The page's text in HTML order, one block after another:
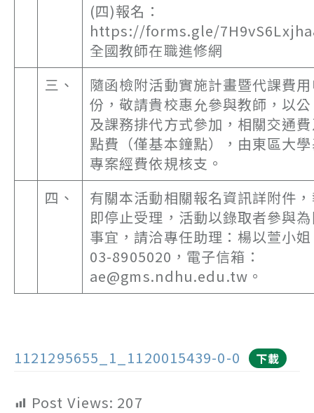
(四)報名：
https://forms.gle/
全國教師在職進修網
三、
隨函檢附活動實施計畫暨代課費
份，敬請貴校惠允參與教師，以
及課務排代方式參加，相關交通
點費（僅基本鐘點），由東區大
專案經費依規核支。
四、
有關本活動相關報名資訊詳附件
即停止受理，活動以錄取者參與
事宜，請洽專任助理：楊以萱小
03-8905020，電子信箱：
ae@gms.ndhu.edu.tw。
1121295655_1_1120015439-0-0 下載
Post Views: 207